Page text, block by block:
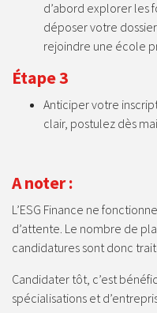
d’abord explorer les
déposer votre dossier
rejoindre une école
Étape 3
Anticiper votre
clair, postulez dès
A noter :
L’ESG Finance ne
d’attente. Le nombre de
candidatures sont donc
Candidater tôt, c’est
spécialisations et